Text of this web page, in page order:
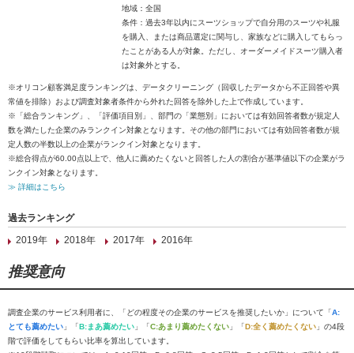
地域：全国
条件：過去3年以内にスーツショップで自分用のスーツや礼服
を購入、または商品選定に関与し、家族などに購入してもらっ
たことがある人が対象。ただし、オーダーメイドスーツ購入者
は対象外とする。
※オリコン顧客満足度ランキングは、データクリーニング（回収したデータから不正回答や異
常値を排除）および調査対象者条件から外れた回答を除外した上で作成しています。
※「総合ランキング」、「評価項目別」、部門の「業態別」においては有効回答者数が規定人
数を満たした企業のみランクイン対象となります。その他の部門においては有効回答者数が規
定人数の半数以上の企業がランクイン対象となります。
※総合得点が60.00点以上で、他人に薦めたくないと回答した人の割合が基準値以下の企業がラ
ンクイン対象となります。
≫ 詳細はこちら
過去ランキング
2019年
2018年 2017年 2016年
推奨意向
調査企業のサービス利用者に、「どの程度その企業のサービスを推奨したいか」について「A:
とても薦めたい 」「B:まあ薦めたい 」「C:あまり薦めたくない 」「D:全く薦めたくない 」の4段
階で評価をしてもらい比率を算出しています。